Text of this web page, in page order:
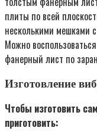
плиты по всей
несколькими мешками
Можно
фанерный лист по
Изготовление
Чтобы изготовить
приготовить: